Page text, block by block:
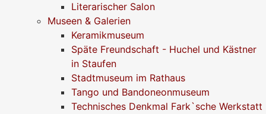
Literarischer Salon
Museen & Galerien
Keramikmuseum
Späte Freundschaft - Huchel und Kästner
in Staufen
Stadtmuseum im Rathaus
Tango und Bandoneonmuseum
Technisches Denkmal Fark`sche Werkstatt